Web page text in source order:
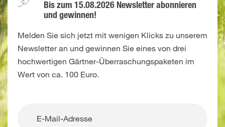
Bis zum 15.08.2026 Newsletter abonnieren
und gewinnen!
Melden Sie sich jetzt mit wenigen Klicks zu unserem
Newsletter an und gewinnen Sie eines von drei
hochwertigen Gärtner-Überraschungspaketen im
Wert von ca. 100 Euro.